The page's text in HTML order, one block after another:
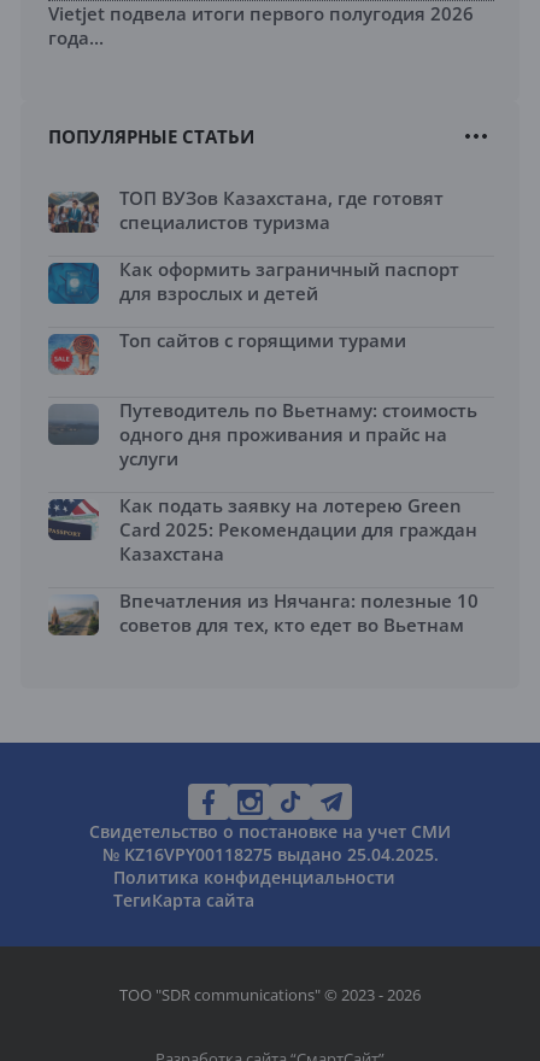
Vietjet подвела итоги первого полугодия 2026
года...
ПОПУЛЯРНЫЕ СТАТЬИ
ТОП ВУЗов Казахстана, где готовят
специалистов туризма
Как оформить заграничный паспорт
для взрослых и детей
Топ сайтов с горящими турами
Путеводитель по Вьетнаму: стоимость
одного дня проживания и прайс на
услуги
Как подать заявку на лотерею Green
Card 2025: Рекомендации для граждан
Казахстана
Впечатления из Нячанга: полезные 10
советов для тех, кто едет во Вьетнам
Свидетельство о постановке на учет СМИ
№ KZ16VPY00118275 выдано 25.04.2025.
Политика конфиденциальности
ТегиКарта сайта
ТОО "SDR communications" © 2023 - 2026